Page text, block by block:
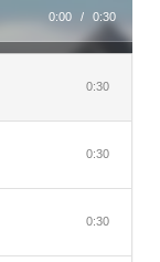
0:00 / 0:30
0:30
0:30
0:30